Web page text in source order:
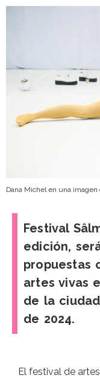
Dana Michel en una imagen
Festival
edición,
propuestas
artes vivas
de la
de 2024.
El festival de